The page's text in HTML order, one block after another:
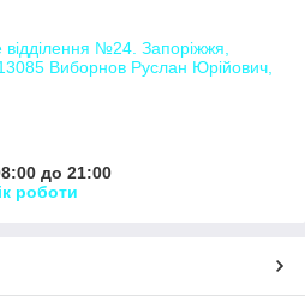
№24. Запоріжжя,
Виборнов Руслан Юрійович,
до 21:00
роботи